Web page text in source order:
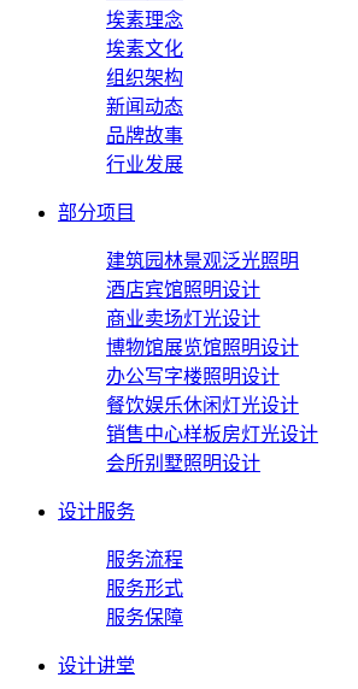
埃素理念
埃素文化
组织架构
新闻动态
品牌故事
行业发展
部分项目
建筑园林景观泛光照明
酒店宾馆照明设计
商业卖场灯光设计
博物馆展览馆照明设计
办公写字楼照明设计
餐饮娱乐休闲灯光设计
销售中心样板房灯光设计
会所别墅照明设计
设计服务
服务流程
服务形式
服务保障
设计讲堂